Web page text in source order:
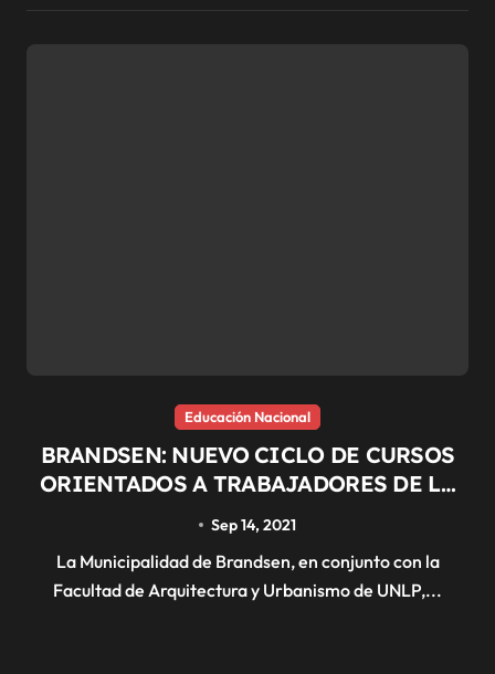
Educación Nacional
BRANDSEN: NUEVO CICLO DE CURSOS
ORIENTADOS A TRABAJADORES DE LA
GENERAL
Sep 14, 2021
La Municipalidad de Brandsen, en conjunto con la
Facultad de Arquitectura y Urbanismo de UNLP,...